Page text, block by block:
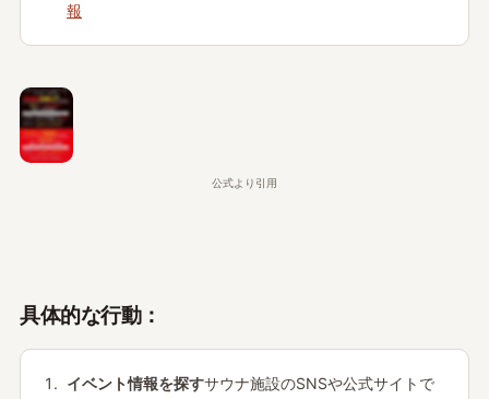
報
公式より引用
具体的な行動：
イベント情報を探すサウナ施設のSNSや公式サイトで